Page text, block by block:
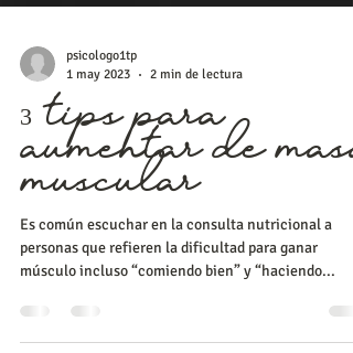
psicologo1tp
1 may 2023
2 min de lectura
3 tips para
aumentar de
muscular
personas que refieren la dificultad para ganar